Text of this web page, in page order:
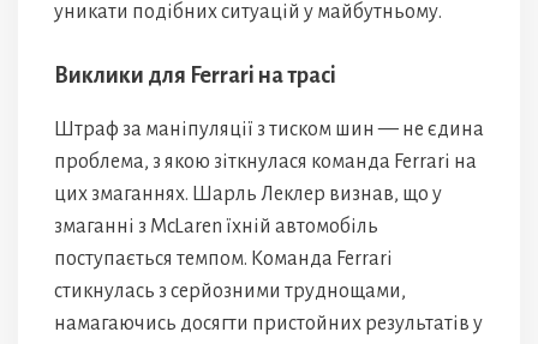
уникати подібних ситуацій у майбутньому.
Виклики для Ferrari на трасі
Штраф за маніпуляції з тиском шин — не єдина
проблема, з якою зіткнулася команда Ferrari на
цих змаганнях. Шарль Леклер визнав, що у
змаганні з McLaren їхній автомобіль
поступається темпом. Команда Ferrari
стикнулась з серйозними труднощами,
намагаючись досягти пристойних результатів у